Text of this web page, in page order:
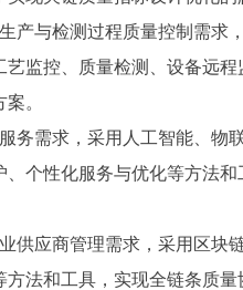
产与检测过程质量控制需求
监控、质量检测、设备远
。
务需求，采用人工智能、物
个性化服务与优化等方法
供应商管理需求，采用区块
法和工具，实现全链条质